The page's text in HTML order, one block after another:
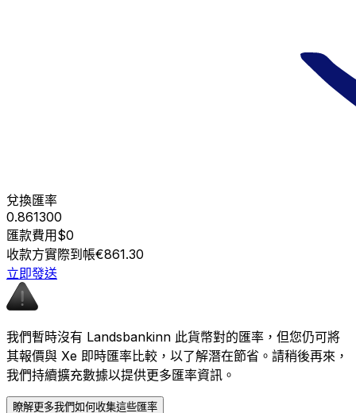
兌換匯率
0.861300
匯款費用$0
收款方實際到帳€861.30
立即發送
我們暫時沒有 Landsbankinn 此貨幣對的匯率，但您仍可將
其報價與 Xe 即時匯率比較，以了解潛在節省。請稍後再來，
我們持續擴充數據以提供更多匯率資訊。
瞭解更多我們如何收集這些匯率